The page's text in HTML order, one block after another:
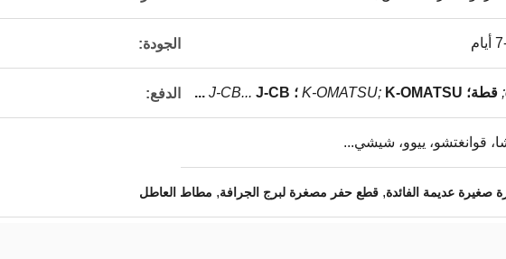
الجودة:
قطة؛ K-OMATSU; K-OMATSU ؛ J-CB... J-CB ... الدفع:
قوانغتشو، ييوو، شيشي...
صغيرة عديمة الفائدة, قطع حفر مصغرة لبرج الجرافة, مطاط العاطل